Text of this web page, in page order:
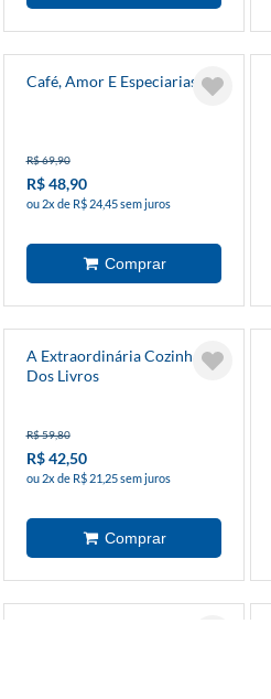
Café, Amor E Especiarias
R$ 69,90
R$ 48,90
ou 2x de R$ 24,45 sem juros
A Extraordinária Cozinha
Dos Livros
R$ 59,80
R$ 42,50
ou 2x de R$ 21,25 sem juros